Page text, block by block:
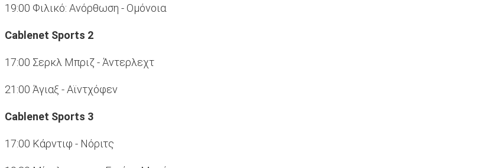
19:00 Φιλικό: Ανόρθωση - Ομόνοια
Cablenet Sports 2
17:00 Σερκλ Μπριζ - Άντερλεχτ
21:00 Άγιαξ - Αϊντχόφεν
Cablenet Sports 3
17:00 Κάρντιφ - Νόριτς